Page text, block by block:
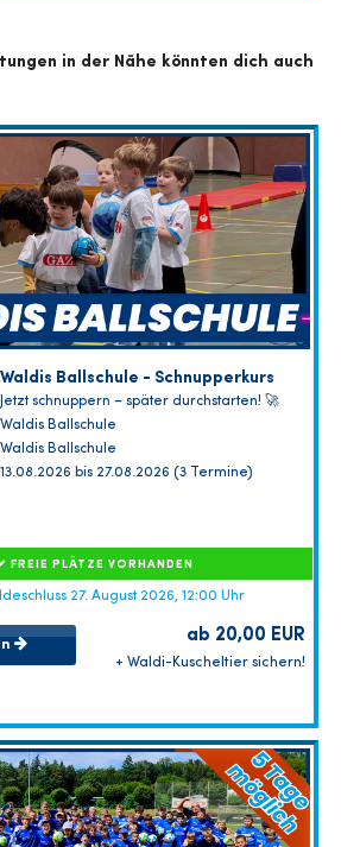
in der Nähe könnten dich auch
Waldis Ballschule - Schnupperkurs
Jetzt schnuppern – später durchstarten! 🚀
Waldis Ballschule
Waldis Ballschule
13.08.2026 bis 27.08.2026 (3 Termine)
FREIE PLÄTZE VORHANDEN
27. August 2026, 12:00 Uhr
ab 20,00 EUR
+ Waldi-Kuscheltier sichern!